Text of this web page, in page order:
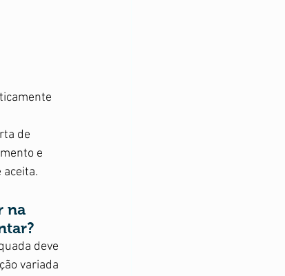
de
e
na
deve
variada